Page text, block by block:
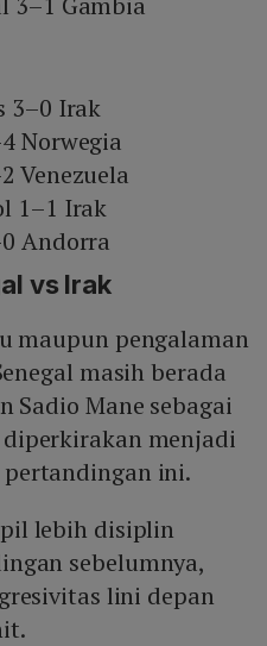
3–0 Irak
Norwegia
Venezuela
1–1 Irak
Andorra
vs Irak
maupun pengalaman
masih berada
Sadio Mane sebagai
menjadi
ini.
lebih disiplin
sebelumnya,
lini depan